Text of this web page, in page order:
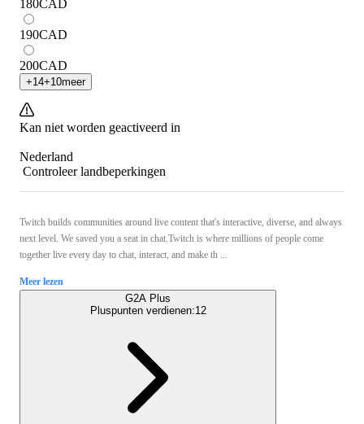
180CAD
190CAD
200CAD
+14+10meer
Kan niet worden geactiveerd in
Nederland
Controleer landbeperkingen
Twitch builds communities around live content that's interactive, diverse, and always
next level. We saved you a seat in chat.Twitch is where millions of people come
together live every day to chat, interact, and make th ...
Meer lezen
G2A Plus
Pluspunten verdienen:12